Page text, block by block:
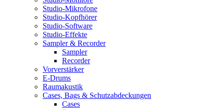
Studio-Mikrofone
Studio-Kopfhörer
Studio-Software
Studio-Effekte
Sampler & Recorder
Sampler
Recorder
Vorverstärker
E-Drums
Raumakustik
Cases, Bags & Schutzabdeckungen
Cases